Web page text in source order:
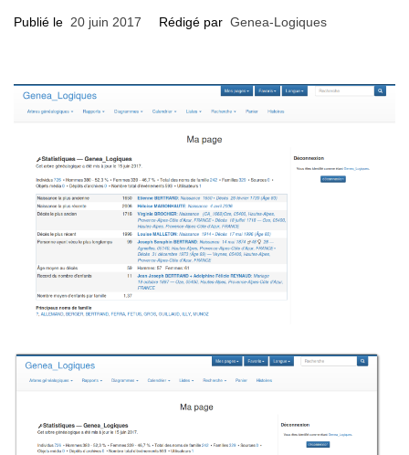
Publié le 20 juin 2017 Rédigé par Genea-Logiques